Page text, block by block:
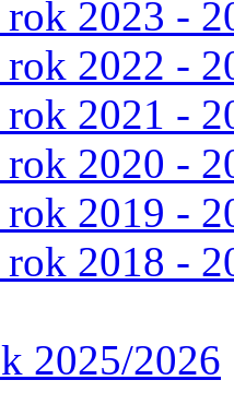
2023 -
2022 -
2021 -
2020 -
2019 -
2018 -
2025/2026